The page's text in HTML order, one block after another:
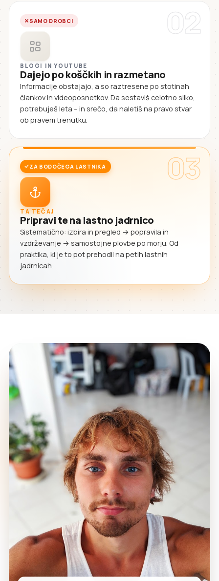
02
SAMO DROBCI
BLOGI IN YOUTUBE
Dajejo po koščkih in razmetano
Informacije obstajajo, a so raztresene po stotinah
člankov in videoposnetkov. Da sestaviš celotno sliko,
potrebuješ leta – in srečo, da naletiš na pravo stvar
ob pravem trenutku.
03
ZA BODOČEGA LASTNIKA
TA TEČAJ
Pripravi te na lastno jadrnico
Sistematično: izbira in pregled → popravila in
vzdrževanje → samostojne plovbe po morju. Od
praktika, ki je to pot prehodil na petih lastnih
jadrnicah.